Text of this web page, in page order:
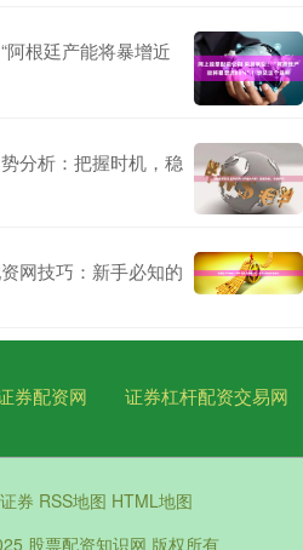
阿根廷产能将暴增近
分析：把握时机，稳
网技巧：新手必知的
券配资网 证券杠杆配资交易网
券 RSS地图 HTML地图
股票配资知识网 版权所有